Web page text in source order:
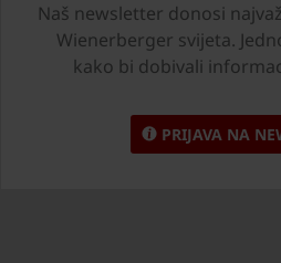
Naš newsletter donosi
Wienerberger svijeta.
kako bi dobivali
PRIJAVA NA